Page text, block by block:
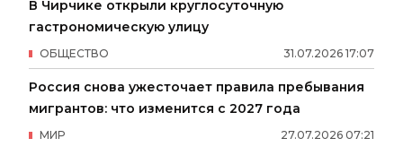
В Чирчике открыли круглосуточную
гастрономическую улицу
31.07.2026 17:07
ОБЩЕСТВО
Россия снова ужесточает правила пребывания
мигрантов: что изменится с 2027 года
27.07.2026 07:21
МИР